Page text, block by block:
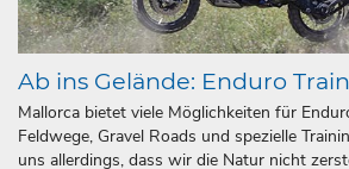
Ab ins Gelände: Enduro
Mallorca bietet viele Möglichkeiten für
Feldwege, Gravel Roads und spezielle
uns allerdings, dass wir die Natur nicht